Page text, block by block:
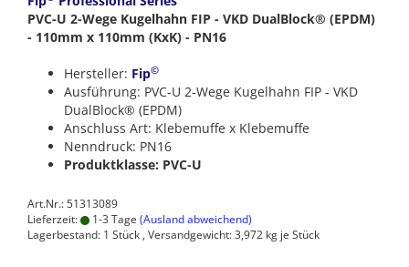
PVC-U 2-Wege Kugelhahn FIP - VKD DualBlock® (EPDM)
- 110mm x 110mm (KxK) - PN16
Hersteller: Fip©
Ausführung: PVC-U 2-Wege Kugelhahn FIP - VKD
DualBlock® (EPDM)
Anschluss Art: Klebemuffe x Klebemuffe
Nenndruck: PN16
Produktklasse: PVC-U
Art.Nr.: 51313089
Lieferzeit:
1-3 Tage (Ausland abweichend)
Lagerbestand: 1 Stück , Versandgewicht:3,972 kg je Stück